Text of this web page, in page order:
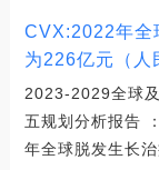
CVX:2022年全
为226亿元（人
2023-2029全球
五规划分析报告
年全球脱发生长